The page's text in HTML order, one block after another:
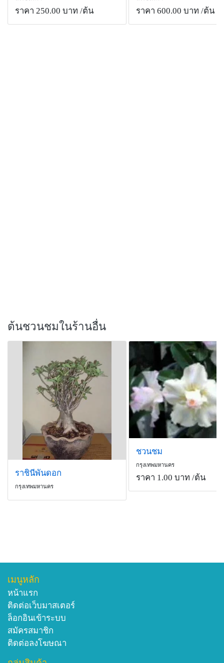
ราคา 250.00 บาท /ต้น ราคา 600.00 บาท /ต้น
ต้นชวนชมในร้านอื่น
ราชินีพันดอก
กรุงเทพมหานคร
ชวนชม
กรุงเทพมหานคร
ราคา 1.00 บาท /ต้น
เมนูหลัก
หน้าแรก
ติดต่อเว็บมาสเตอร์
ล็อกอินเข้าระบบ
สมัครสมาชิก
ติดต่อลงโฆษณา